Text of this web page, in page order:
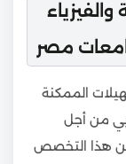
مصر
الممكنة
من أجل
عن هذا التخصص